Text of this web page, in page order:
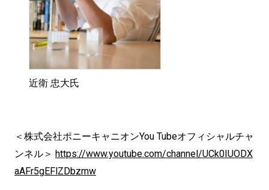
近衛 忠大氏
＜株式会社ポニーキャニオンYou Tubeオフィシャルチャ
ンネル＞ https://www.youtube.com/channel/UCk0IUODX
aAFr5gEFlZDbzmw